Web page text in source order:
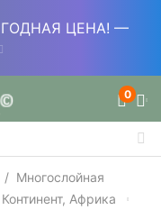
ЦЕНА! —
0
/ Многослойная
Африка